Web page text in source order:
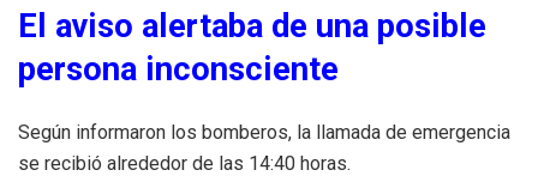
El aviso alertaba de una posible
persona inconsciente
Según informaron los bomberos, la llamada de emergencia
se recibió alrededor de las 14:40 horas.